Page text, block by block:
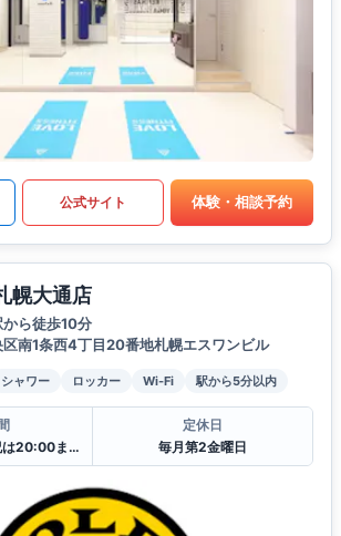
公式サイト 体験・相談予約
幌大通店
ら徒歩10分
南1条西4丁目20番地札幌エスワンビル
シャワー ロッカー Wi-Fi 駅から5分以内
24:00間営業日・祝は20:00まで翌日10:00からの営業となります.
定休日
毎月第2金曜日